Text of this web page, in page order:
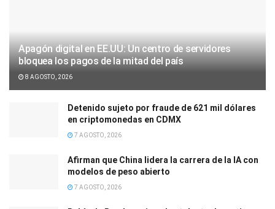
Apagón digital en EE.UU: Un centro de servidores
bloquea los pagos de la mitad del país
8 AGOSTO, 2026
Detenido sujeto por fraude de 621 mil dólares
en criptomonedas en CDMX
7 AGOSTO, 2026
Afirman que China lidera la carrera de la IA con
modelos de peso abierto
7 AGOSTO, 2026